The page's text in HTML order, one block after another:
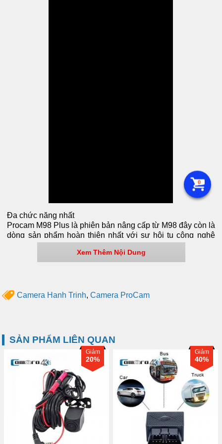
Đa chức năng nhất
Procam M98 Plus là phiên bản nâng cấp từ M98 đây còn là
dòng sản phẩm hoàn thiện nhất với sự hội tụ công nghệ
trong siêu phẩm mới nhất của PROCAM là 17 tính năng
Hãy chùng chúng tôi điểm qua những tính năng trong sản
inches cực nhạy.
4. Ghi hình vòng lặp khi đầy thẻ, tự động khóa video khi có
va chạm.
6. Dẫn đường thông minh bản đồ Navitel, Sygic, Maps...
Cảnh báo tốc độ
7. Cảnh báo lệch làn, khoảng cách, nhắc xe di chuyển
bằng giọng nói tiếng Việt.
8. Xem Camera trước sau từ xa trên điện thoại như camera
An ninh (24/24).
9. Giám sát xe tại điểm đỗ, nhắn tin về điện thoại khi xe di
chuyển hoặc có va chạm.
Xem Thêm Nội Dung
Camera Hanh Trinh,Camera ProCam
SẢN PHẨM LIÊN QUAN
Giảm
20%
Giảm
40%
0